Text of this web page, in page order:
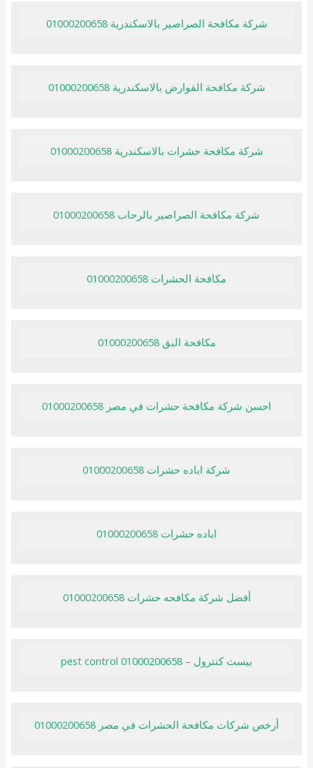
شركة مكافحة الصراصير بالاسكندرية 01000200658
شركة مكافحة القوارض بالاسكندرية 01000200658
شركة مكافحة حشرات بالاسكندرية 01000200658
شركة مكافحة الصراصير بالرحاب 01000200658
مكافحة الحشرات 01000200658
مكافحة البق 01000200658
احسن شركة مكافحة حشرات في مصر 01000200658
شركة اباده حشرات 01000200658
اباده حشرات 01000200658
أفضل شركة مكافحه حشرات 01000200658
بيست كنترول – pest control 01000200658
أرخص شركات مكافحة الحشرات في مصر 01000200658